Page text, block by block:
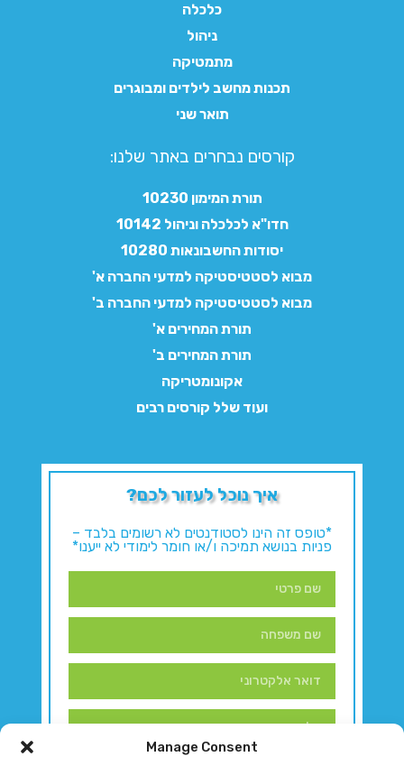
Manage Consent
כלכלה
ניהול
מתמטיקה
תכנות מחשב לילדים ומבוגרים
תואר שני
קורסים נבחרים באתר שלנו:​
תורת המימון 10230
חדו"א לכלכלה וניהול 10142
יסודות החשבונאות 10280
מבוא לסטטיסטיקה למדעי החברה א'
מבוא לסטטיסטיקה למדעי החברה ב'
תורת המחירים א'
תורת המחירים ב'
אקונומטריקה
ועוד שלל קורסים רבים
איך נוכל לעזור לכם?
*טופס זה הינו לסטודנטים לא רשומים בלבד –
פניות בנושא תמיכה ו/או חומר לימודי לא ייענו*